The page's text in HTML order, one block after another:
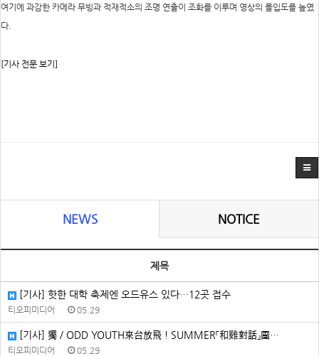
여기에 과감한 카메라 무빙과 적재적소의 조명 연출이 조화를 이루며 영상의 몰입도를 높였
다.
[기사 전문 보기]
NEWS NOTICE
제목
[기사] 핫한 대학 축제엔 오드유스 있다…12곳 접수
티오피미디어 05.29
[기사] 獨／ODD YOUTH來台放飛！SUMMER「和雞對話」團…
티오피미디어 05.29